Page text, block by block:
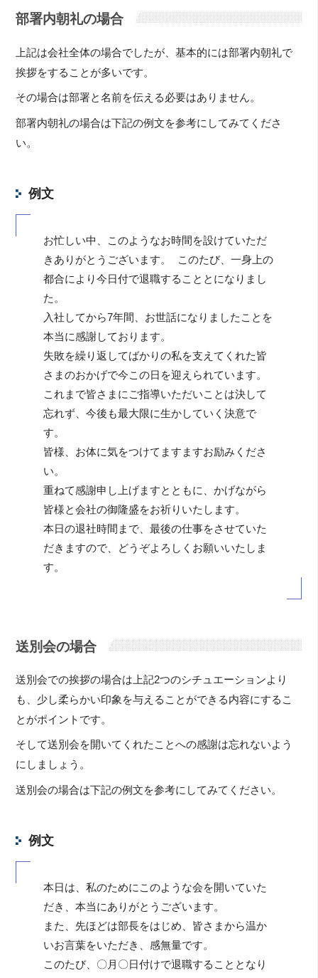
部署内朝礼の場合
上記は会社全体の場合でしたが、基本的には部署内朝礼で
挨拶をすることが多いです。
その場合は部署と名前を伝える必要はありません。
部署内朝礼の場合は下記の例文を参考にしてみてくださ
い。
例文
お忙しい中、このようなお時間を設けていただ
きありがとうございます。 このたび、一身上の
都合により今日付で退職することとになりまし
た。
入社してから7年間、お世話になりましたことを
本当に感謝しております。
失敗を繰り返してばかりの私を支えてくれた皆
さまのおかげで今この日を迎えられています。
これまで皆さまにご指導いただいことは決して
忘れず、今後も最大限に生かしていく決意で
す。
皆様、お体に気をつけてますますお励みくださ
い。
重ねて感謝申し上げますとともに、かげながら
皆様と会社の御隆盛をお祈りいたします。
本日の退社時間まで、最後の仕事をさせていた
だきますので、どうぞよろしくお願いいたしま
す。
送別会の場合
送別会での挨拶の場合は上記2つのシチュエーションより
も、少し柔らかい印象を与えることができる内容にするこ
とがポイントです。
そして送別会を開いてくれたことへの感謝は忘れないよう
にしましょう。
送別会の場合は下記の例文を参考にしてみてください。
例文
本日は、私のためにこのような会を開いていた
だき、本当にありがとうございます。
また、先ほどは部長をはじめ、皆さまから温か
いお言葉をいただき、感無量です。
このたび、〇月〇日付けで退職することとなり